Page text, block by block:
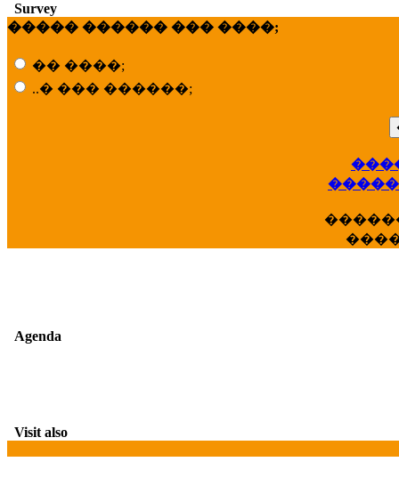
Survey
����� ������ ��� ����;
�� ����;
..� ��� ������;
Agenda
Visit also